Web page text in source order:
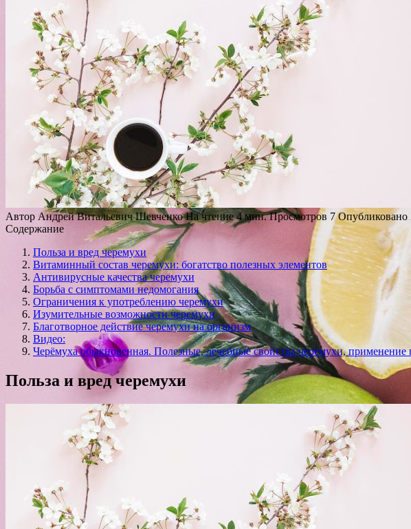
Автор Андрей Витальевич Шевченко На чтение4 мин. Просмотров 7 Опубликовано
Содержание
Польза и вред черемухи
Витаминный состав черемухи: богатство полезных элементов
Антивирусные качества черемухи
Борьба с симптомами недомогания
Ограничения к употреблению черемухи
Изумительные возможности черемухи
Благотворное действие черемухи на организм
Видео:
Черёмуха обыкновенная. Полезные, лечебные свойства черёмухи,
Польза и вред черемухи